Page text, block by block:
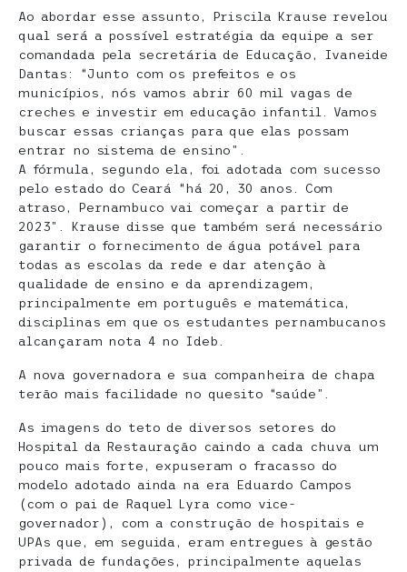
Ao abordar esse assunto, Priscila Krause revelou
qual será a possível estratégia da equipe a ser
comandada pela secretária de Educação, Ivaneide
Dantas: “Junto com os prefeitos e os
municípios, nós vamos abrir 60 mil vagas de
creches e investir em educação infantil. Vamos
buscar essas crianças para que elas possam
entrar no sistema de ensino”.
A fórmula, segundo ela, foi adotada com sucesso
pelo estado do Ceará “há 20, 30 anos. Com
atraso, Pernambuco vai começar a partir de
2023”. Krause disse que também será necessário
garantir o fornecimento de água potável para
todas as escolas da rede e dar atenção à
qualidade de ensino e da aprendizagem,
principalmente em português e matemática,
disciplinas em que os estudantes pernambucanos
alcançaram nota 4 no Ideb.
A nova governadora e sua companheira de chapa
terão mais facilidade no quesito “saúde”.
As imagens do teto de diversos setores do
Hospital da Restauração caindo a cada chuva um
pouco mais forte, expuseram o fracasso do
modelo adotado ainda na era Eduardo Campos
(com o pai de Raquel Lyra como vice-
governador), com a construção de hospitais e
UPAs que, em seguida, eram entregues à gestão
privada de fundações, principalmente aquelas